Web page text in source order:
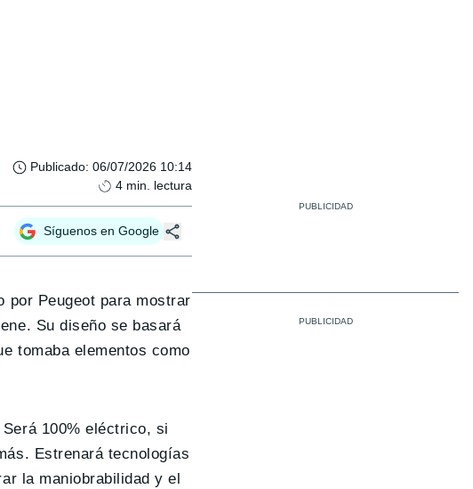
Publicado: 06/07/2026 10:14
4 min. lectura
Síguenos en Google
por Peugeot para mostrar
Su diseño se basará
tomaba elementos como
100% eléctrico, si
Estrenará tecnologías
la maniobrabilidad y el